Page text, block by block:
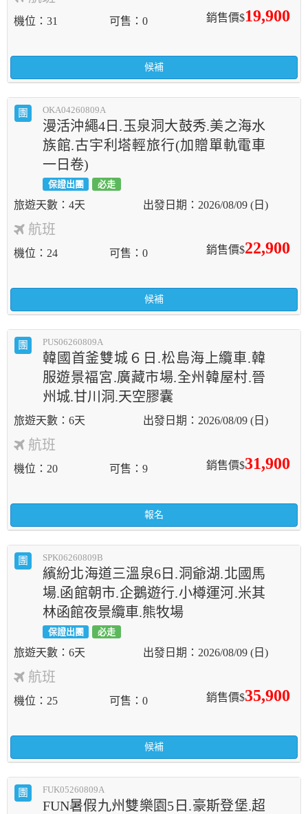
銷售價$19,900
機位 31 可售 0
候補
團 OKA04260809A
漫活沖繩4日.玉泉洞大鼓秀.美之海水
族館.古宇利塔輕旅行(加贈單軌電車
一日卷)
保證出團 必走
4天 2026/08/09 (日)
航班
銷售價$22,900
機位 24 可售 0
候補
團 PUS06260809A
韓國首釜雙城６日.松島海上纜車.韓
服遊景褔宮.廣藏市場.全州韓屋村.晉
州城.甘川洞.天空膠囊
6天 2026/08/09 (日)
航班
銷售價$31,900
機位 20 可售 9
報名
團 SPK06260809B
繽紛北海道三溫泉6日.洞爺湖.北國馬
場.函館朝市.企鵝遊行.小樽運河.米其
林函館夜景纜車.熊牧場
保證出團 必走
6天 2026/08/09 (日)
航班
銷售價$35,900
機位 25 可售 0
候補
團 FUK05260809A
FUN暑假九州雙樂園5日.豪斯登堡.超